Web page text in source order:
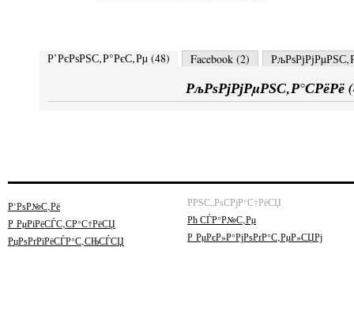
Р’РєРѕРЅС‚Р°РєС‚Рµ (48) Facebook (2)
РљРѕРјРјРµРЅС‚Р°СРёРё (
Р’РѕР№С‚Рё
Р РµРіРёСЃС‚СР°С†РёСЏ
РџРѕРґРїРёСЃР°С‚СЊСЃСЏ
РРЅС„РѕСРјР°С†РёСЏ
Рћ СЃР°Р№С‚Рµ
Р РµРєР»Р°РјРѕРґР°С‚РµР»СЏРј